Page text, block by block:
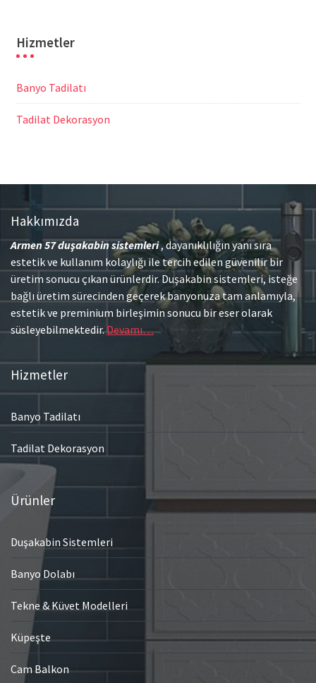
Hizmetler
Banyo Tadilatı
Tadilat Dekorasyon
Hakkımızda
Armen 57duşakabin sistemleri, dayanıklılığın yanı sıra
estetik ve kullanım kolaylığı ile tercih edilen güvenilir bir
üretim sonucu çıkan ürünlerdir. Duşakabin sistemleri, isteğe
bağlı üretim sürecinden geçerek banyonuza tam anlamıyla,
estetik ve preminium birleşimin sonucu bir eser olarak
süsleyebilmektedir.Devamı…
Hizmetler
Banyo Tadilatı
Tadilat Dekorasyon
Ürünler
Duşakabin Sistemleri
Banyo Dolabı
Tekne & Küvet Modelleri
Küpeşte
Cam Balkon